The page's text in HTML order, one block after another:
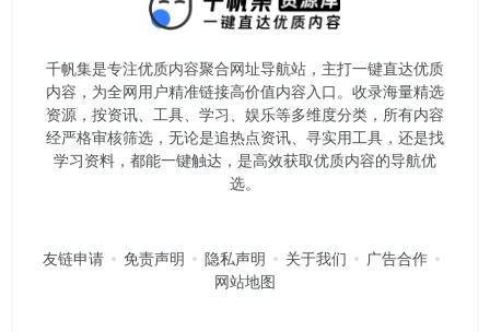
千帆集是专注优质内容聚合网址导航站，主打一键直达优质
内容，为全网用户精准链接高价值内容入口。​收录海量精选
资源，按资讯、工具、学习、娱乐等多维度分类，所有内容
经严格审核筛选，无论是追热点资讯、寻实用工具，还是找
学习资料，都能一键触达，是高效获取优质内容的导航优
选。
友链申请 免责声明 隐私声明 关于我们
广告合作
网站地图